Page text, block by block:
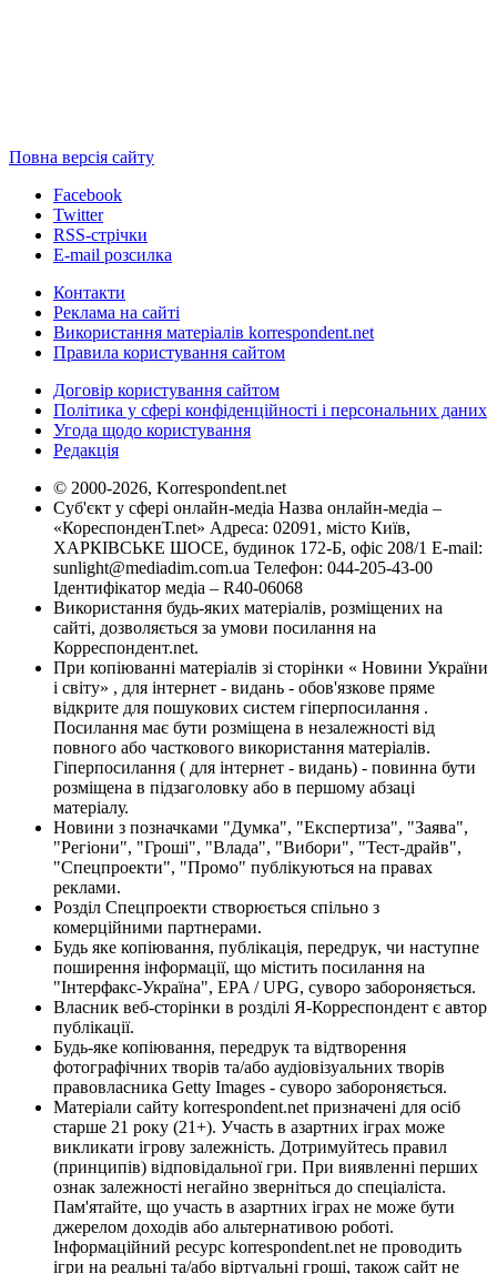
Повна версія сайту
Facebook
Twitter
RSS-стрічки
E-mail розсилка
Контакти
Реклама на сайті
Використання матеріалів korrespondent.net
Правила користування сайтом
Договір користування сайтом
Політика у сфері конфіденційності і персональних даних
Угода щодо користування
Редакція
© 2000-2026, Korrespondent.net
Суб'єкт у сфері онлайн-медіа Назва онлайн-медіа –
«КореспонденТ.net» Адреса: 02091, місто Київ,
ХАРКІВСЬКЕ ШОСЕ, будинок 172-Б, офіс 208/1 E-mail:
sunlight@mediadim.com.ua Телефон: 044-205-43-00
Ідентифікатор медіа – R40-06068
Використання будь-яких матеріалів, розміщених на
сайті, дозволяється за умови посилання на
Корреспондент.net.
При копіюванні матеріалів зі сторінки « Новини України
і світу» , для інтернет - видань - обов'язкове пряме
відкрите для пошукових систем гіперпосилання .
Посилання має бути розміщена в незалежності від
повного або часткового використання матеріалів.
Гіперпосилання ( для інтернет - видань) - повинна бути
розміщена в підзаголовку або в першому абзаці
матеріалу.
Новини з позначками "Думка", "Експертиза", "Заява",
"Регіони", "Гроші", "Влада", "Вибори", "Тест-драйв",
"Спецпроекти", "Промо" публікуються на правах
реклами.
Розділ Спецпроекти створюється спільно з
комерційними партнерами.
Будь яке копіювання, публікація, передрук, чи наступне
поширення інформації, що містить посилання на
"Інтерфакс-Україна", EPA / UPG, суворо забороняється.
Власник веб-сторінки в розділі Я-Корреспондент є автор
публікації.
Будь-яке копіювання, передрук та відтворення
фотографічних творів та/або аудіовізуальних творів
правовласника Getty Images - суворо забороняється.
Матеріали сайту korrespondent.net призначені для осіб
старше 21 року (21+). Участь в азартних іграх може
викликати ігрову залежність. Дотримуйтесь правил
(принципів) відповідальної гри. При виявленні перших
ознак залежності негайно зверніться до спеціаліста.
Пам'ятайте, що участь в азартних іграх не може бути
джерелом доходів або альтернативою роботі.
Інформаційний ресурс korrespondent.net не проводить
ігри на реальні та/або віртуальні гроші, також сайт не